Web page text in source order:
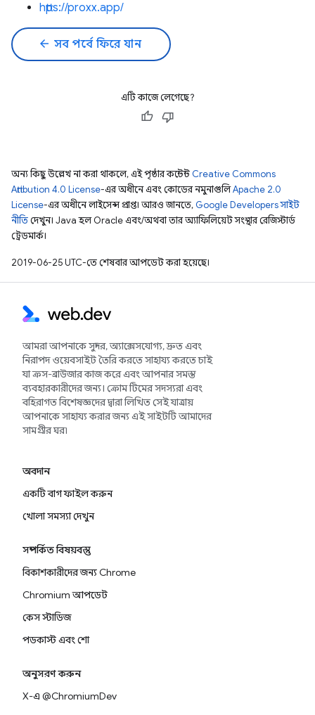
https://proxx.app/
arrow_back সব পর্বে ফিরে যান
এটি কাজে লেগেছে?
অন্য কিছু উল্লেখ না করা থাকলে, এই পৃষ্ঠার কন্টেন্ট Creative Commons
Attribution 4.0 License-এর অধীনে এবং কোডের নমুনাগুলিApache 2.0
License-এর অধীনে লাইসেন্স প্রাপ্ত। আরও জানতে, Google Developers সাইট
নীতিদেখুন। Java হল Oracle এবং/অথবা তার অ্যাফিলিয়েট সংস্থার রেজিস্টার্ড
ট্রেডমার্ক।
2019-06-25 UTC-তে শেষবার আপডেট করা হয়েছে।
আমরা আপনাকে সুন্দর, অ্যাক্সেসযোগ্য, দ্রুত এবং
নিরাপদ ওয়েবসাইট তৈরি করতে সাহায্য করতে চাই
যা ক্রস-ব্রাউজার কাজ করে এবং আপনার সমস্ত
ব্যবহারকারীদের জন্য। ক্রোম টিমের সদস্যরা এবং
বহিরাগত বিশেষজ্ঞদের দ্বারা লিখিত সেই যাত্রায়
আপনাকে সাহায্য করার জন্য এই সাইটটি আমাদের
সামগ্রীর ঘর৷
অবদান
একটি বাগ ফাইল করুন
খোলা সমস্যা দেখুন
সম্পর্কিত বিষয়বস্তু
বিকাশকারীদের জন্য Chrome
Chromium আপডেট
কেস স্টাডিজ
পডকাস্ট এবং শো
অনুসরণ করুন
X-এ @ChromiumDev